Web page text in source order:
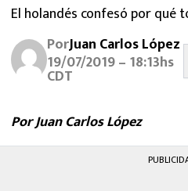
ATLANTE
SELECCIÓN MEXICANA
FUTBOL INTERNACIONAL
MEXICANOS EN EL EXTRANJERO
El holandés confesó por qué
PorJuan Carlos López
19/07/2019 – 18:13hs
CDT
Por Juan Carlos López